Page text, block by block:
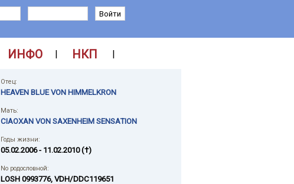
ИНФО | НКП |
Отец:
HEAVEN BLUE VON HIMMELKRON
Мать:
CIAOXAN VON SAXENHEIM SENSATION
Годы жизни:
05.02.2006 - 11.02.2010 (†)
No родословной:
LOSH 0993776, VDH/DDC119651